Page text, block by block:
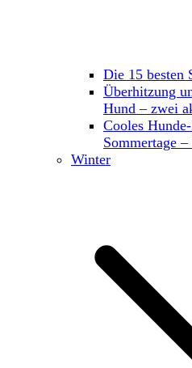
Die 15 besten
Überhitzung
Hund – zwei
Cooles
Sommertage
Winter